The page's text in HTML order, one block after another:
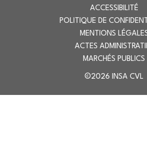
ACCESSIBILITÉ
POLITIQUE DE
MENTIONS
ACTES
MARCHÉS PUBLICS
©2026 INSA CVL